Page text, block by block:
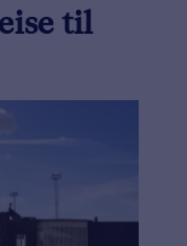
til